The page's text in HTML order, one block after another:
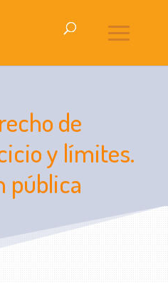
de
y límites.
pública